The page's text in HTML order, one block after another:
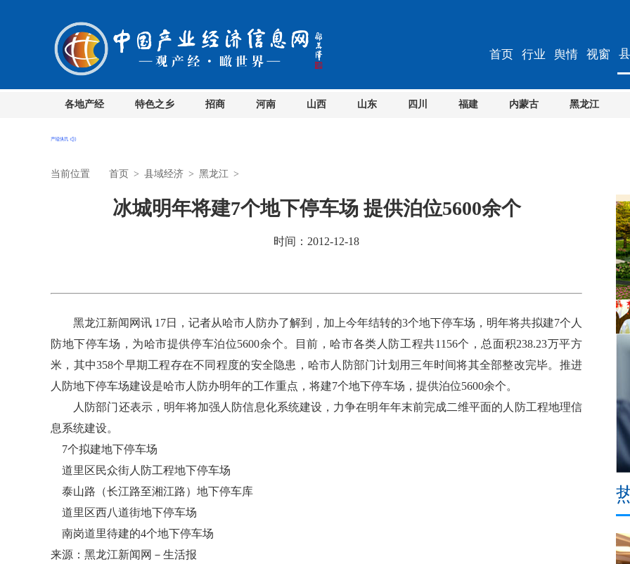
首页 行业 舆情 视窗
各地产经 特色之乡 招商 河南 山西 山东 四川 福建 内蒙古 黑龙江
当前位置 首页 > 县域经济 > 黑龙江 >
冰城明年将建7个地下停车场 提供泊位5600余个
时间：2012-12-18
黑龙江新闻网讯 17日，记者从哈市人防办了解到，加上今年结转的3个地下停车场，明年将共拟建7个人
防地下停车场，为哈市提供停车泊位5600余个。目前，哈市各类人防工程共1156个，总面积238.23万平方
米，其中358个早期工程存在不同程度的安全隐患，哈市人防部门计划用三年时间将其全部整改完毕。推进
人防地下停车场建设是哈市人防办明年的工作重点，将建7个地下停车场，提供泊位5600余个。
人防部门还表示，明年将加强人防信息化系统建设，力争在明年年末前完成二维平面的人防工程地理信
息系统建设。
7个拟建地下停车场
道里区民众街人防工程地下停车场
泰山路（长江路至湘江路）地下停车库
道里区西八道街地下停车场
南岗道里待建的4个地下停车场
来源：黑龙江新闻网－生活报